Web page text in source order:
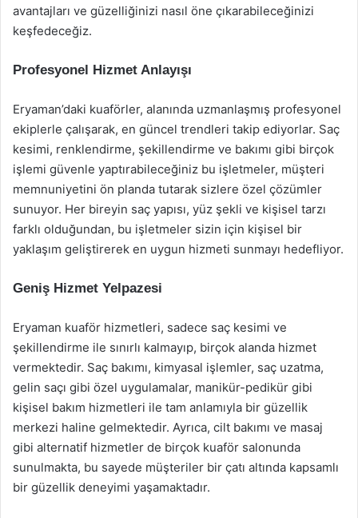
avantajları ve güzelliğinizi nasıl öne çıkarabileceğinizi
keşfedeceğiz.
Profesyonel Hizmet Anlayışı
Eryaman’daki kuaförler, alanında uzmanlaşmış profesyonel
ekiplerle çalışarak, en güncel trendleri takip ediyorlar. Saç
kesimi, renklendirme, şekillendirme ve bakımı gibi birçok
işlemi güvenle yaptırabileceğiniz bu işletmeler, müşteri
memnuniyetini ön planda tutarak sizlere özel çözümler
sunuyor. Her bireyin saç yapısı, yüz şekli ve kişisel tarzı
farklı olduğundan, bu işletmeler sizin için kişisel bir
yaklaşım geliştirerek en uygun hizmeti sunmayı hedefliyor.
Geniş Hizmet Yelpazesi
Eryaman kuaför hizmetleri, sadece saç kesimi ve
şekillendirme ile sınırlı kalmayıp, birçok alanda hizmet
vermektedir. Saç bakımı, kimyasal işlemler, saç uzatma,
gelin saçı gibi özel uygulamalar, manikür-pedikür gibi
kişisel bakım hizmetleri ile tam anlamıyla bir güzellik
merkezi haline gelmektedir. Ayrıca, cilt bakımı ve masaj
gibi alternatif hizmetler de birçok kuaför salonunda
sunulmakta, bu sayede müşteriler bir çatı altında kapsamlı
bir güzellik deneyimi yaşamaktadır.